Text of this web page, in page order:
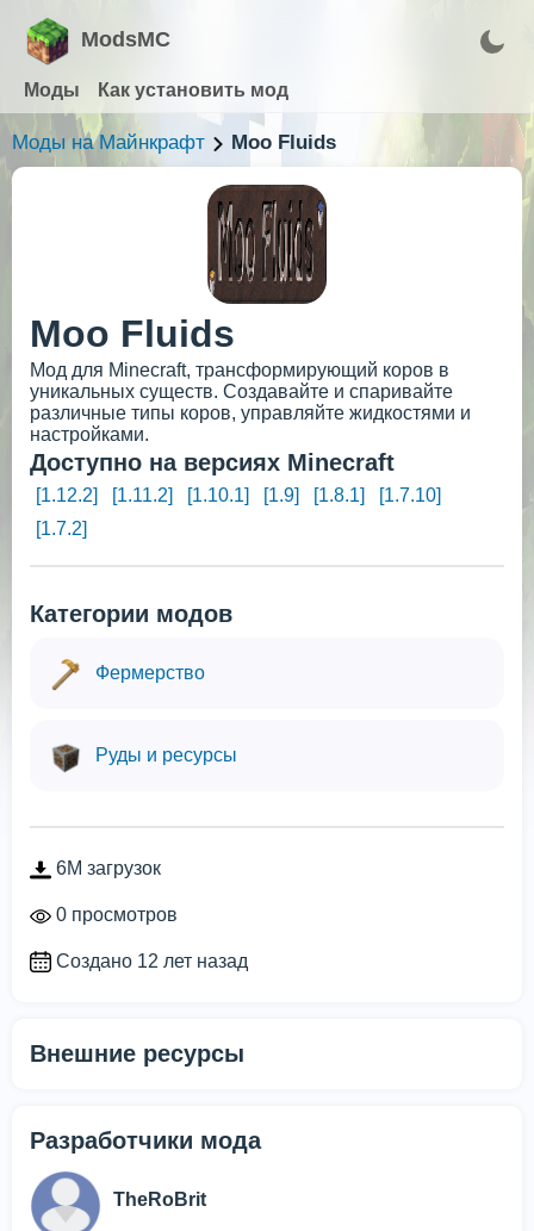
ModsMC
Моды Как установить мод
Моды на Майнкрафт Moo Fluids
Moo Fluids
Мод для Minecraft, трансформирующий коров в
уникальных существ. Создавайте и спаривайте
различные типы коров, управляйте жидкостями и
настройками.
Доступно на версиях Minecraft
[1.12.2] [1.11.2] [1.10.1] [1.9] [1.8.1]
[1.7.10]
[1.7.2]
Категории модов
Фермерство
Руды и ресурсы
6M загрузок
0 просмотров
Создано 12 лет назад
Внешние ресурсы
Разработчики мода
TheRoBrit